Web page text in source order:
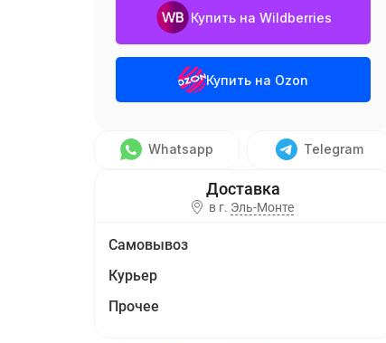
Купить на Wildberries
Купить на Ozon
Whatsapp Telegram
в г. Эль-Монте
Самовывоз
Курьер
Прочее